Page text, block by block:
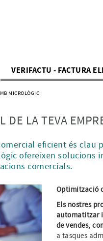
VERIFACTU - FACTURA
MICROLÒGIC
DE LA TEVA
eficient és clau
ofereixen solucions
comercials.
Optimització
Els nostres
automatitzar
de vendes,
a tasques